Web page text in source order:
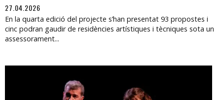
27.04.2026
En la quarta edició del projecte s’han presentat 93 propostes i
cinc podran gaudir de residències artístiques i tècniques sota un
assessorament...